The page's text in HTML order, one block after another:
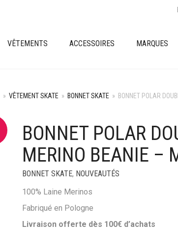
VÊTEMENTS ACCESSOIRES MARQUES
» VÊTEMENT SKATE » BONNET SKATE » BONNET POLAR
BONNET POLAR
MERINO BEANIE –
BONNET SKATE, NOUVEAUTÉS
100% Laine Merinos
Fabriqué en Pologne
Livraison offerte dès 100€ d’achats